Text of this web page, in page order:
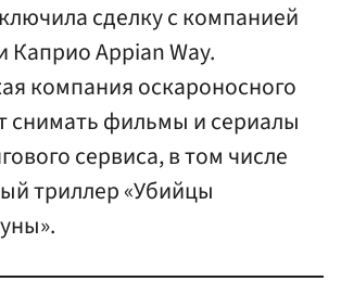
сделку с компанией
Appian Way.
компания оскароносного
снимать фильмы и сериалы
сервиса, в том числе
триллер «Убийцы